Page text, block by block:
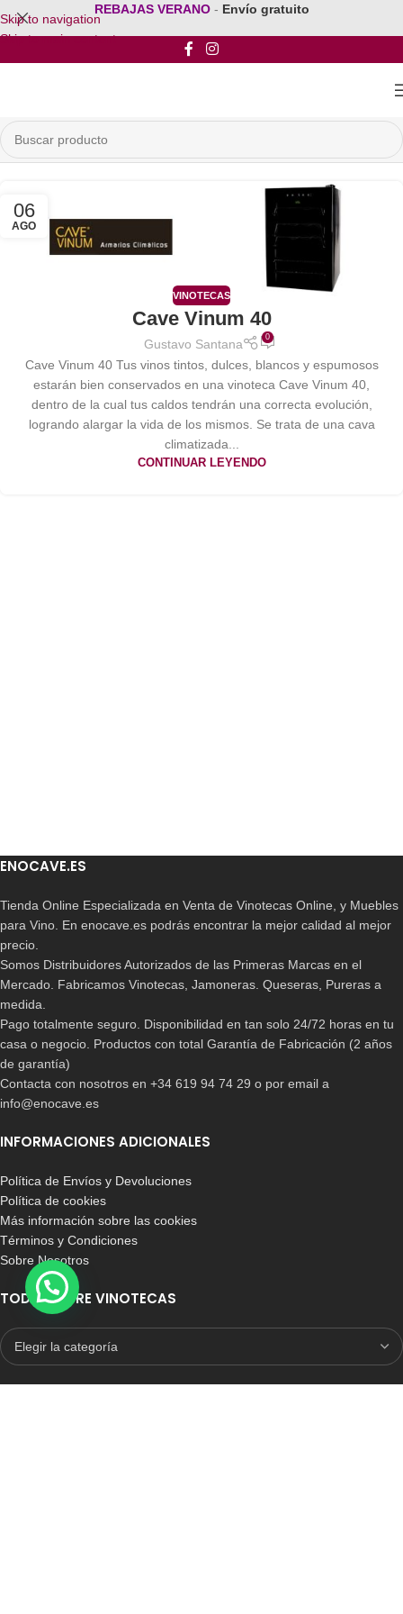
Skip to navigation
Skip to main content
REBAJAS VERANO - Envío gratuito
06
AGO
VINOTECAS
Cave Vinum 40
Gustavo Santana 0
Cave Vinum 40 Tus vinos tintos, dulces, blancos y espumosos
estarán bien conservados en una vinoteca Cave Vinum 40,
dentro de la cual tus caldos tendrán una correcta evolución,
logrando alargar la vida de los mismos. Se trata de una cava
climatizada...
CONTINUAR LEYENDO
ENOCAVE.ES
Tienda Online Especializada en Venta de Vinotecas Online, y Muebles
para Vino. En enocave.es podrás encontrar la mejor calidad al mejor
precio.
Somos Distribuidores Autorizados de las Primeras Marcas en el
Mercado. Fabricamos Vinotecas, Jamoneras. Queseras, Pureras a
medida.
Pago totalmente seguro. Disponibilidad en tan solo 24/72 horas en tu
casa o negocio. Productos con total Garantía de Fabricación (2 años
de garantía)
Contacta con nosotros en +34 619 94 74 29 o por email a
info@enocave.es
INFORMACIONES ADICIONALES
Política de Envíos y Devoluciones
Política de cookies
Más información sobre las cookies
Términos y Condiciones
Sobre Nosotros
TODO SOBRE VINOTECAS